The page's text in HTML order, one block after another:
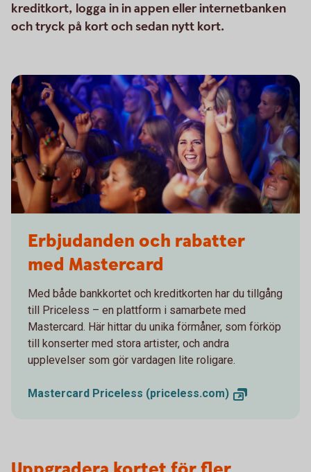
kreditkort, logga in in appen eller internetbanken
och tryck på kort och sedan nytt kort.
Erbjudanden och rabatter
med Mastercard
Med både bankkortet och kreditkorten har du tillgång
till Priceless – en plattform i samarbete med
Mastercard. Här hittar du unika förmåner, som förköp
till konserter med stora artister, och andra
upplevelser som gör vardagen lite roligare.
Mastercard Priceless (priceless.com)